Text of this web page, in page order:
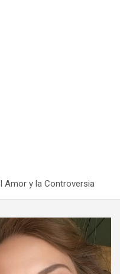
Amor y la Controversia